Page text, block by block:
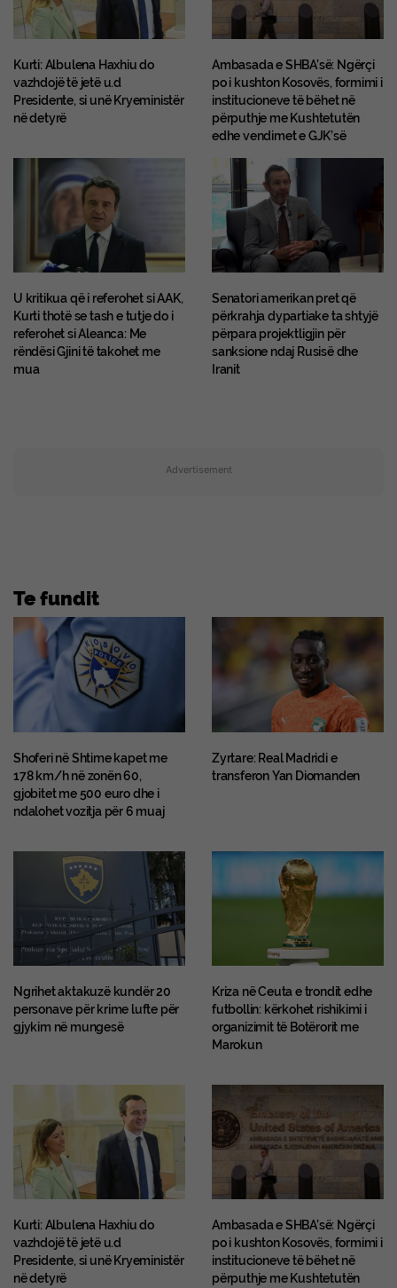
Kurti: Albulena Haxhiu do
vazhdojë të jetë u.d
Presidente, si unë Kryeministër
në detyrë
Ambasada e SHBA’së: Ngërçi
po i kushton Kosovës, formimi i
institucioneve të bëhet në
përputhje me Kushtetutën
edhe vendimet e GJK’së
U kritikua që i referohet si AAK,
Kurti thotë se tash e tutje do i
referohet si Aleanca: Me
rëndësi Gjini të takohet me
mua
Senatori amerikan pret që
përkrahja dypartiake ta shtyjë
përpara projektligjin për
sanksione ndaj Rusisë dhe
Iranit
Advertisement
Te fundit
Shoferi në Shtime kapet me
178 km/h në zonën 60,
gjobitet me 500 euro dhe i
ndalohet vozitja për 6 muaj
Zyrtare: Real Madridi e
transferon Yan Diomanden
Ngrihet aktakuzë kundër 20
personave për krime lufte për
gjykim në mungesë
Kriza në Ceuta e trondit edhe
futbollin: kërkohet rishikimi i
organizimit të Botërorit me
Marokun
Kurti: Albulena Haxhiu do
vazhdojë të jetë u.d
Presidente, si unë Kryeministër
në detyrë
Ambasada e SHBA’së: Ngërçi
po i kushton Kosovës, formimi i
institucioneve të bëhet në
përputhje me Kushtetutën